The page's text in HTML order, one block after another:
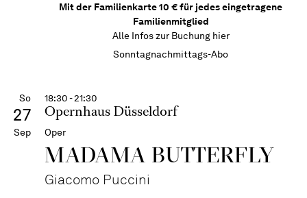
Mit der Familienkarte 10 € für jedes eingetragene
Familienmitglied
Alle Infos zur Buchung hier
Sonntagnachmittags-Abo
So
27
Sep
18:30 - 21:30
Opernhaus Düsseldorf
Oper
MADAMA BUTTER­FLY
Giacomo Puccini